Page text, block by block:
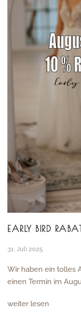
EARLY BIRD
31. Juli 2025
Wir haben ein tolles
einen Termin im
weiter lesen